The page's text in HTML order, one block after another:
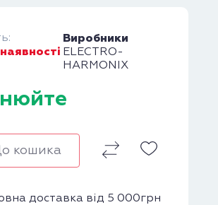
Виробники
ELECTRO-
HARMONIX
кошика
доставка від 5 000грн